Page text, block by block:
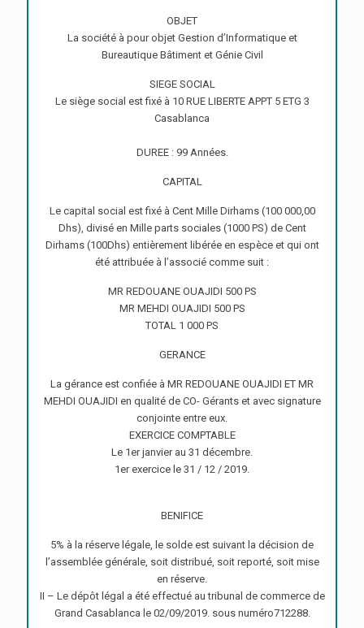
OBJET
La société à pour objet Gestion d’Informatique et
Bureautique Bâtiment et Génie Civil
SIEGE SOCIAL
Le siège social est fixé à 10 RUE LIBERTE APPT 5 ETG 3
Casablanca
DUREE : 99 Années.
CAPITAL
Le capital social est fixé à Cent Mille Dirhams (100 000,00
Dhs), divisé en Mille parts sociales (1000 PS) de Cent
Dirhams (100Dhs) entièrement libérée en espèce et qui ont
été attribuée à l’associé comme suit :
MR REDOUANE OUAJIDI 500 PS
MR MEHDI OUAJIDI 500 PS
TOTAL 1 000 PS
GERANCE
La gérance est confiée à MR REDOUANE OUAJIDI ET MR
MEHDI OUAJIDI en qualité de CO- Gérants et avec signature
conjointe entre eux.
EXERCICE COMPTABLE
Le 1er janvier au 31 décembre.
1er exercice le 31 / 12 / 2019.
BENIFICE
5% à la réserve légale, le solde est suivant la décision de
l’assemblée générale, soit distribué, soit reporté, soit mise
en réserve.
II – Le dépôt légal a été effectué au tribunal de commerce de
Grand Casablanca le 02/09/2019. sous numéro712288.